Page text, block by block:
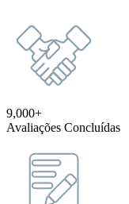
9,000+
Avaliações Concluídas